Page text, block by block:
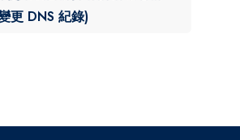
更 DNS 紀錄)